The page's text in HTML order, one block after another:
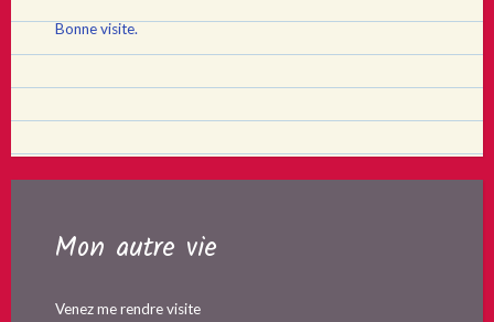
Bonne visite.
Mon autre vie
Venez me rendre visite